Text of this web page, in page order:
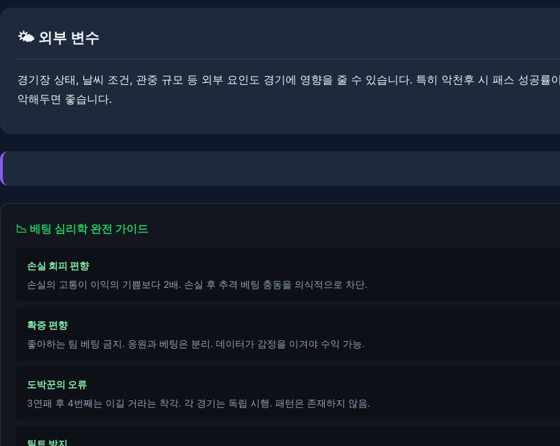
🌤️ 외부 변수
경기장 상태, 날씨 조건, 관중 규모 등 외부 요인도 경기에 영향을 줄 수 있습니다. ​특히 악천후 시 패스 성공
악해두면 좋습니다.
📉 베팅 심리학 완전 가이드
손실 회피 편향
손실의 고통이 이익의 기쁨보다 2배. 손실 후 추격 베팅 충동을 의식적으로 차단.
확증 편향
좋아하는 팀 베팅 금지. 응원과 베팅은 분리. 데이터가 감정을 이겨야 수익 가능.
도박꾼의 오류
3연패 후 4번째는 이길 거라는 착각. 각 경기는 독립 시행. 패턴은 존재하지 않음.
틸트 방지